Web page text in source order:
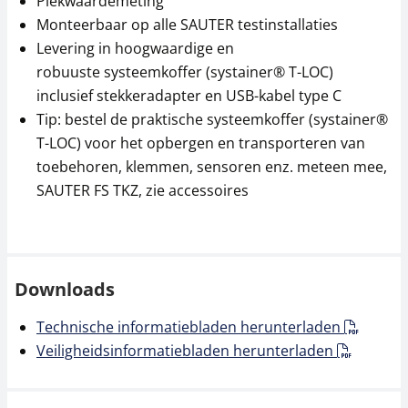
Meetcel SAUTER CO
10-Y1
Meetcel SAUTER CO
100-Y1
Monteerbaar op alle SAUTER testinstallaties
Levering in hoogwaardige en
robuuste systeemkoffer (systainer® T-LOC)
inclusief stekkeradapter en USB-kabel type C
Tip: bestel de praktische systeemkoffer (systainer®
T-LOC) voor het opbergen en transporteren van
toebehoren, klemmen, sensoren enz. meteen mee,
SAUTER FS TKZ, zie accessoires
Downloads
Technische informatiebladen herunterladen
Veiligheidsinformatiebladen herunterladen